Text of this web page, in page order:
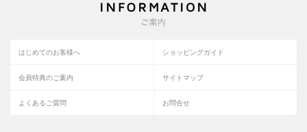
はじめてのお客様へ ショッピングガイド
会員特典のご案内 サイトマップ
よくあるご質問 お問合せ